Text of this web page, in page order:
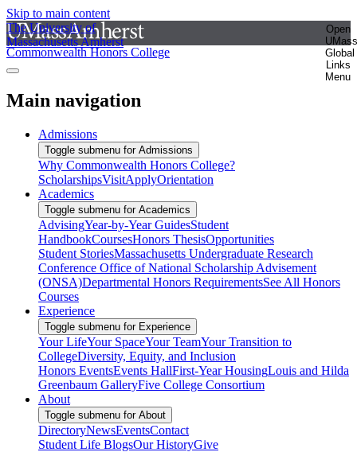
Skip to main content
The University of
Massachusetts Amherst
Open
UMass
Global
Links
Menu
Commonwealth Honors College
Main navigation
Admissions
Toggle submenu for Admissions
Why Commonwealth Honors College?
ScholarshipsVisitApplyOrientation
Academics
Toggle submenu for Academics
AdvisingYear-by-Year GuidesStudent
HandbookCoursesHonors ThesisOpportunities
Student StoriesMassachusetts Undergraduate Research
Conference Office of National Scholarship Advisement
(ONSA)Departmental Honors RequirementsSee All Honors
Courses
Experience
Toggle submenu for Experience
Your LifeYour SpaceYour TeamYour Transition to
CollegeDiversity, Equity, and Inclusion
Honors EventsEvents HallFirst-Year HousingLouis and Hilda
Greenbaum GalleryFive College Consortium
About
Toggle submenu for About
DirectoryNewsEventsContact
Student Life BlogsOur HistoryGive